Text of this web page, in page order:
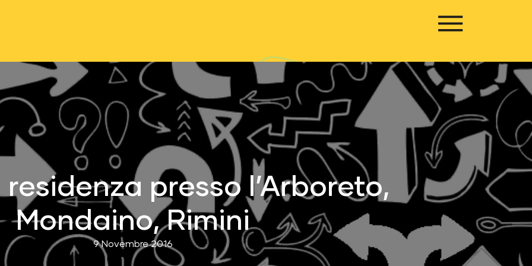
presso l’Arboreto,
Mondaino, Rimini
9 Novembre 2016